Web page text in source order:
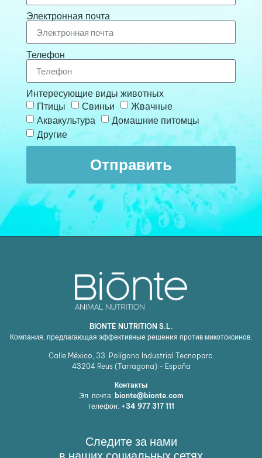
Электронная почта
Телефон
Интересующие виды животных
Птицы
Свиньи
Жвачные
Аквакультура
Домашние питомцы
Другие
Отправить
BIONTE NUTRITION S.L.
Компания, предлагающая эффективные решения против микотоксинов.
Calle México, 33. Polígono Industrial Tecnoparc.
43204 Reus (Tarragona) - España
Контакты
Эл. почта: bionte@bionte.com
телефон: +34 977 317 111
Следите за нами